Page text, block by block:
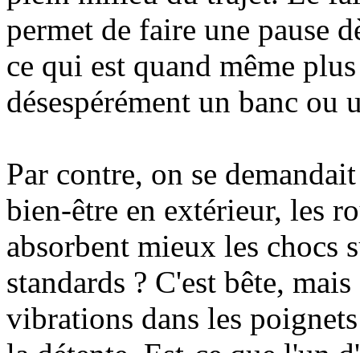
permet de faire une pause
ce qui est quand même
désespérément un banc ou
Par contre, on se
bien-être en extérieur, les
absorbent mieux les chocs
standards ? C'est bête,
vibrations dans les